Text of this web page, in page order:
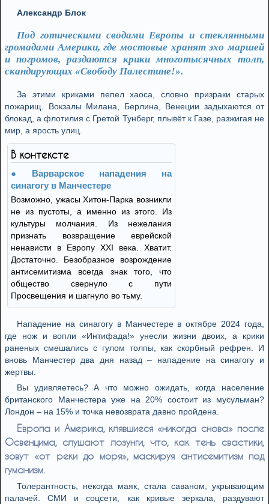
Александр Блок
Под готическими сводами Европы и стеклянными
громадами Америки, где мостовые хранят эхо маршей
и погромов, раздаются крики многотысячных толп,
скандирующих «Свободу Палестине!».
За этими криками пепел хаоса, словно призраки старых
пожарищ. Вокзалы Милана, Берлина, Венеции задыхаются от
блокад, а флотилия с Гретой Тунберг, плывёт к Газе, разжигая не
мир, а ярость улиц.
В контексте
Варварское нападения на
синагогу в Манчестере
Возможно, ужасы Хитон-Парка возникли
не из пустоты, а именно из этого. Из
культуры молчания. Из нежелания
признать возвращение еврейской
ненависти в Европу XXI века. Хватит.
Достаточно. Безобразное возрождение
антисемитизма всегда знак того, что
общество свернуло с пути
Просвещения и шагнуло во тьму.
Нападение на синагогу в Манчестере в октябре 2024 года,
где нож и вопли «Интифада!» унесли жизни двоих, а крики
раненых смешались с гулом толпы, как скорбный рефрен. И
вновь Манчестер два дня назад – нападение на синагогу и
жертвы.
Вы удивляетесь? А что можно ожидать, когда население
британского Манчестера уже на 20% состоит из мусульман?
Лондон – на 15% и точка невозврата давно пройдена.
Европа и Америка, клявшиеся «никогда снова» после
Освенцима, слушают лозунги, что, как тень свастики,
зовут «от реки до моря», маскируя антисемитизм под
гуманизм.
Толерантность, некогда маяк, стала саваном, укрывающим
палачей. СМИ и соцсети, как кривые зеркала, раздувают